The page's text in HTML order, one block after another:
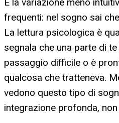
frequenti: nel sogno sai
La lettura psicologica è
segnala che una parte di
passaggio difficile o è
qualcosa che tratteneva.
vedono questo tipo di
integrazione profonda,